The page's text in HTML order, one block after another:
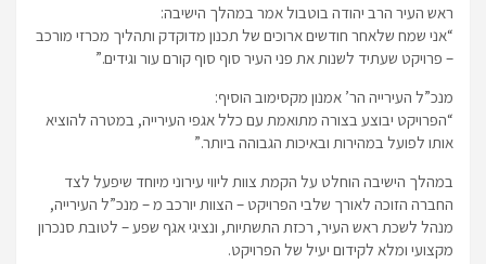
ראש העיר הרב יהודה בוטבול אמר במהלך הישיבה:
“אני שמח שלאחר חודשים ארוכים של תכנון מדוקדק ותהליך מכרזי מורכב
– פרויקט שעתיד לשנות את פני העיר סוף סוף קורם עור וגידים.”
מנכ”ל העירייה הר’ אמנון מקסימוב הוסיף:
“הפרויקט יבוצע בצורה מתואמת עם כלל אגפי העירייה, במטרה להוציא
אותו לפועל במהירות ובאיכות הגבוהה ביותר.”
במהלך הישיבה הוחלט על הקמת צוות ליווי עירוני מיוחד שיפעל לצד
החברה הזוכה לאורך שלבי הפרויקט – הצוות יורכב מ – מנכ”ל העירייה,
מנהל לשכת ראש העיר, רכזת התשתיות, ונציגי אגף שפע – לטובת סנכרון
מקצועי ומלא לקידום יעיל של הפרויקט.